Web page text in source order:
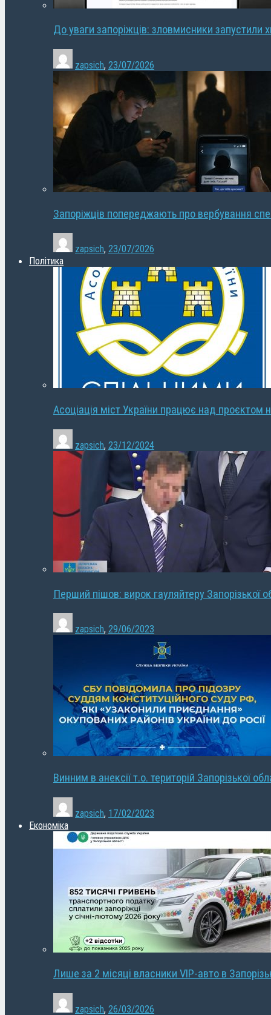
До уваги запоріжців: зловмисники запустили
zapsich, 23/07/2026
Запоріжців попереджають про вербування
zapsich, 23/07/2026
Політика
Асоціація міст України працює над проєктом
zapsich, 23/12/2024
Перший пішов: вирок гауляйтеру Запорізької
zapsich, 29/06/2023
Винним в анексії т.о. територій Запорізької
zapsich, 17/02/2023
Економіка
Лише за 2 місяці власники VIP-авто в
zapsich, 26/03/2026